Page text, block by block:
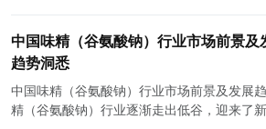
焙、去皮等处理，最后再经过包装和销售。
主，前往欧美等国家和地区。 腰果产业的发展受到多种因素的影响。
首先，全球经济的增长驱动了对腰果等高端
场持续繁荣。其次，腰果的健康价值也是促
腰果富含蛋白质、纤维和多种维生素，对于
和规划策略。 首先，投资者应该重视产品质量和安全。在食品行业，
产品质量和安全是最重要的因素之一。味精
全的挑战，如一些低质量和不合格的味精产
者带来健康隐患。因此，投资者应该加强产
中国味精（谷氨酸钠）行业市场前景及
趋势洞悉
中国味精（谷氨酸钠）行业市场前景及发展趋势洞悉 近年
精（谷氨酸钠）行业逐渐走出低谷，迎来了